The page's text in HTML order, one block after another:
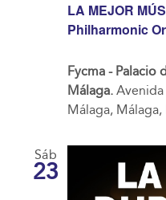
LA MEJOR
Philharmonic
Fycma - Palacio
Málaga.
Málaga, Málaga,
Sáb
23